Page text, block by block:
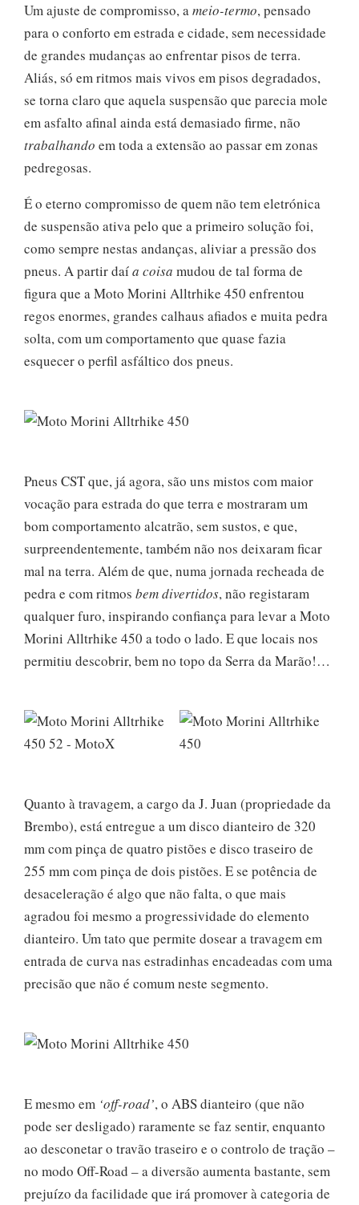
Um ajuste de compromisso, a meio-termo, pensado
para o conforto em estrada e cidade, sem necessidade
de grandes mudanças ao enfrentar pisos de terra.
Aliás, só em ritmos mais vivos em pisos degradados,
se torna claro que aquela suspensão que parecia mole
em asfalto afinal ainda está demasiado firme, não
trabalhando em toda a extensão ao passar em zonas
pedregosas.
É o eterno compromisso de quem não tem eletrónica
de suspensão ativa pelo que a primeiro solução foi,
como sempre nestas andanças, aliviar a pressão dos
pneus. A partir daía coisa mudou de tal forma de
figura que a Moto Morini Alltrhike 450 enfrentou
regos enormes, grandes calhaus afiados e muita pedra
solta, com um comportamento que quase fazia
esquecer o perfil asfáltico dos pneus.
Pneus CST que, já agora, são uns mistos com maior
vocação para estrada do que terra e mostraram um
bom comportamento alcatrão, sem sustos, e que,
surpreendentemente, também não nos deixaram ficar
mal na terra. Além de que, numa jornada recheada de
pedra e com ritmos bem divertidos, não registaram
qualquer furo, inspirando confiança para levar a Moto
Morini Alltrhike 450 a todo o lado. E que locais nos
permitiu descobrir, bem no topo da Serra da Marão!…
Quanto à travagem, a cargo da J. Juan (propriedade da
Brembo), está entregue a um disco dianteiro de 320
mm com pinça de quatro pistões e disco traseiro de
255 mm com pinça de dois pistões. E se potência de
desaceleração é algo que não falta, o que mais
agradou foi mesmo a progressividade do elemento
dianteiro. Um tato que permite dosear a travagem em
entrada de curva nas estradinhas encadeadas com uma
precisão que não é comum neste segmento.
E mesmo em ‘off-road’, o ABS dianteiro (que não
pode ser desligado) raramente se faz sentir, enquanto
ao desconetar o travão traseiro e o controlo de tração –
no modo Off-Road – a diversão aumenta bastante, sem
prejuízo da facilidade que irá promover à categoria de